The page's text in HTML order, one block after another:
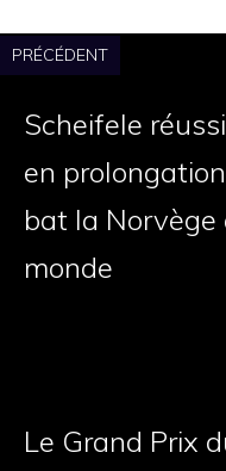
PRÉCÉDENT
Scheifele
en
bat la
monde
Le Grand Prix